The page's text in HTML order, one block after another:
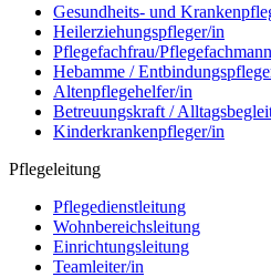
Gesundheits- und
Heilerziehungspfleger/in
Pflegefachfrau/
Hebamme /
Altenpflegehelfer/in
Betreuungskraft /
Kinderkrankenpfleger/in
Pflegeleitung
Pflegedienstleitung
Wohnbereichsleitung
Einrichtungsleitung
Teamleiter/in